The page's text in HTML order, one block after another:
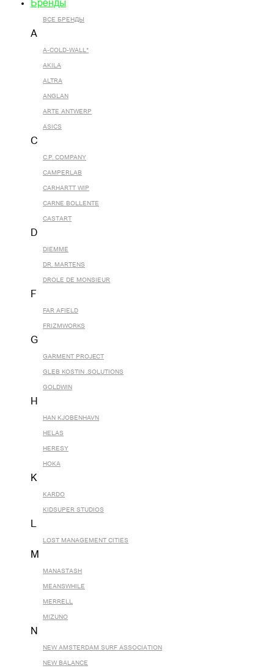
Бренды
ВСЕ БРЕНДЫ
A
A-COLD-WALL*
AKILA
ALTRA
ANGLAN
ARTE ANTWERP
ASICS
C
C.P. COMPANY
CAMPERLAB
CARHARTT WIP
CARNE BOLLENTE
CASTART
D
DIEMME
DR. MARTENS
DROLE DE MONSIEUR
F
FAR AFIELD
FRIZMWORKS
G
GARMENT PROJECT
GLEB KOSTIN .SOLUTIONS
GOLDWIN
H
HAN KJOBENHAVN
HELAS
HERESY
HOKA
K
KARDO
KIDSUPER STUDIOS
L
LOST MANAGEMENT CITIES
M
MANASTASH
MEANSWHILE
MERRELL
MIZUNO
N
NEW AMSTERDAM SURF ASSOCIATION
NEW BALANCE